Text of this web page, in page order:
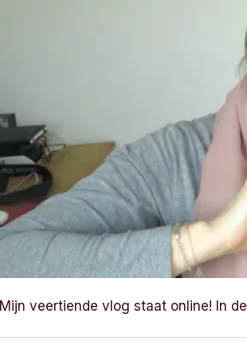
Mijn veertiende vlog staat online! In